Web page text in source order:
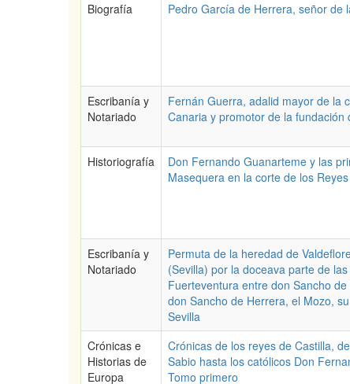
Biografía Pedro García de Herrera, señor de
Escribanía y
Notariado
Fernán Guerra, adalid mayor de la
Canaria y promotor de la fundación
Historiografía
Don Fernando Guanarteme y las
Masequera en la corte de los
Escribanía y
Notariado
Permuta de la heredad de
(Sevilla) por la doceava parte de
Fuerteventura entre don Sancho
don Sancho de Herrera, el Mozo,
Sevilla
Crónicas e
Historias de
Europa
Crónicas de los reyes de Castilla,
Sabio hasta los católicos Don
Tomo primero